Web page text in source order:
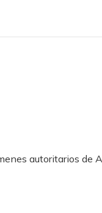
autoritarios de